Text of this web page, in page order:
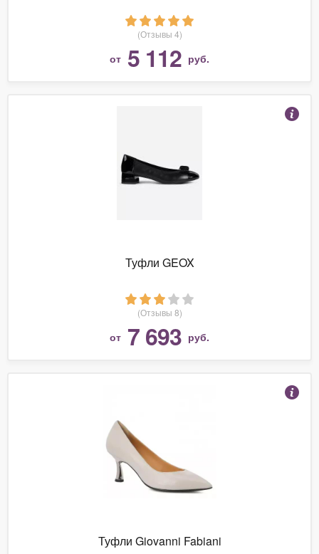
(Отзывы 4)
от 5 112 руб.
Туфли GEOX
(Отзывы 8)
от 7 693 руб.
Туфли Giovanni Fabiani